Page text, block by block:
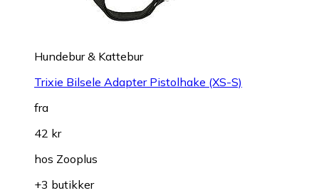
Hundebur & Kattebur
Trixie Bilsele Adapter Pistolhake (XS-S)
fra
42 kr
hos Zooplus
+3 butikker